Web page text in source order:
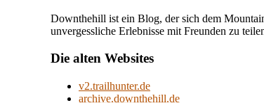
Downthehill ist ein Blog, der sich dem
unvergessliche Erlebnisse mit Freunden zu
Die alten Websites
v2.trailhunter.de
archive.downthehill.de